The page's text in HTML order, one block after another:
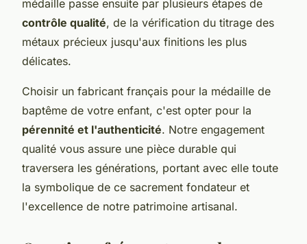
médaille passe ensuite par plusieurs étapes de
contrôle qualité, de la vérification du titrage des
métaux précieux jusqu'aux finitions les plus
délicates.
Choisir un fabricant français pour la médaille de
baptême de votre enfant, c'est opter pour la
pérennité et l'authenticité. Notre engagement
qualité vous assure une pièce durable qui
traversera les générations, portant avec elle toute
la symbolique de ce sacrement fondateur et
l'excellence de notre patrimoine artisanal.